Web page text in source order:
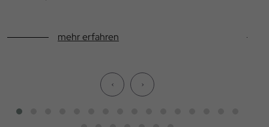
mehr erfahren
‹ ›